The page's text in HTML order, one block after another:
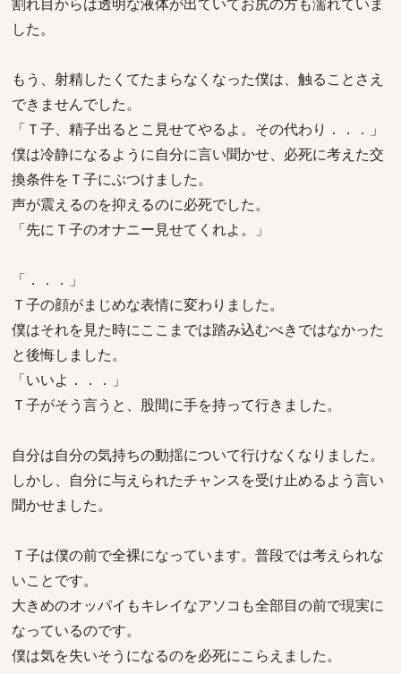
した。
もう、射精したくてたまらなくなった僕は、触ることさえ
できませんでした。
「Ｔ子、精子出るとこ見せてやるよ。その代わり．．．」
僕は冷静になるように自分に言い聞かせ、必死に考えた交
換条件をＴ子にぶつけました。
声が震えるのを抑えるのに必死でした。
「先にＴ子のオナニー見せてくれよ。」
「．．．」
Ｔ子の顔がまじめな表情に変わりました。
僕はそれを見た時にここまでは踏み込むべきではなかった
と後悔しました。
「いいよ．．．」
Ｔ子がそう言うと、股間に手を持って行きました。
自分は自分の気持ちの動揺について行けなくなりました。
しかし、自分に与えられたチャンスを受け止めるよう言い
聞かせました。
Ｔ子は僕の前で全裸になっています。普段では考えられな
いことです。
大きめのオッパイもキレイなアソコも全部目の前で現実に
なっているのです。
僕は気を失いそうになるのを必死にこらえました。